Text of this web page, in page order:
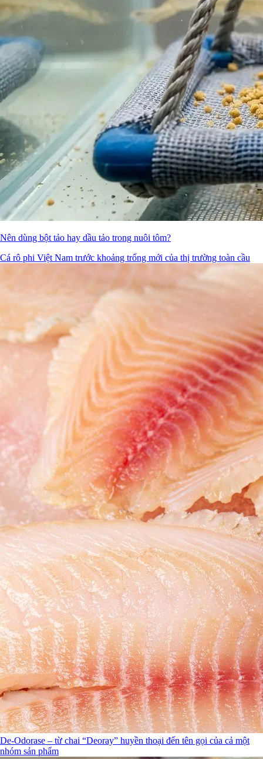
Nên dùng bột tảo hay dầu tảo trong nuôi tôm?
Cá rô phi Việt Nam trước khoảng trống mới của thị trường toàn cầu
De-Odorase – từ chai “Deoray” huyền thoại đến tên gọi của cả một
nhóm sản phẩm